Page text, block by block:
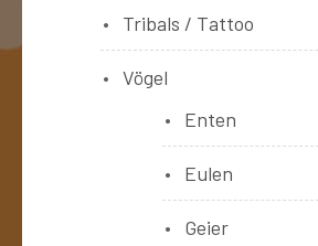
Tribals / Tattoo
Vögel
Enten
Eulen
Geier